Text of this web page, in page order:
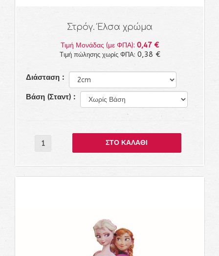
Στρόγ. Έλσα χρώμα
Τιμή Μονάδας (με ΦΠΑ): 0,47 €
Τιμή πώλησης χωρίς ΦΠΑ: 0,38 €
Διάσταση :
Βάση (Σταντ) :